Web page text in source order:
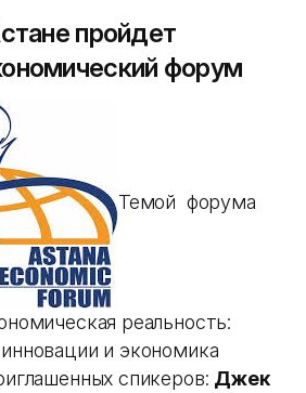
пройдет
форум
Темой форума
реальность:
и экономика
спикеров: Джек